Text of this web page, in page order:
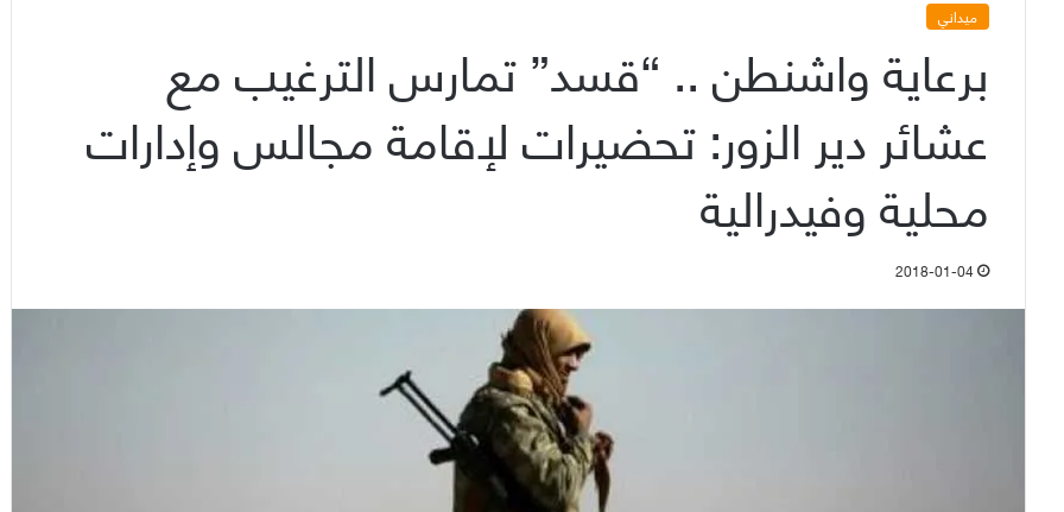
ميداني
برعاية واشنطن .. “قسد” تمارس الترغيب مع
عشائر دير الزور: تحضيرات لإقامة مجالس وإدارات
محلية وفيدرالية
2018-01-04